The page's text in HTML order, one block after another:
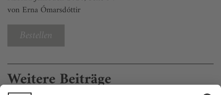
von Erna Ómarsdóttir
Bestellen
Weitere Beiträge